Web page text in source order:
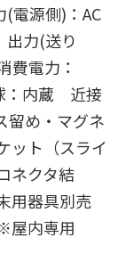
源側)：AC
力(送り
費電力：
：内蔵 近接
め・マグネ
ット（スライ
ネクタ結
用器具別売
内専用